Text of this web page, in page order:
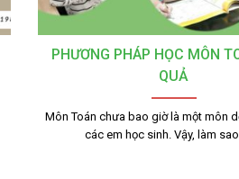
PHƯƠNG PHÁP HỌC MÔN
QUẢ
Môn Toán chưa bao giờ là một môn
các em học sinh. Vậy, làm